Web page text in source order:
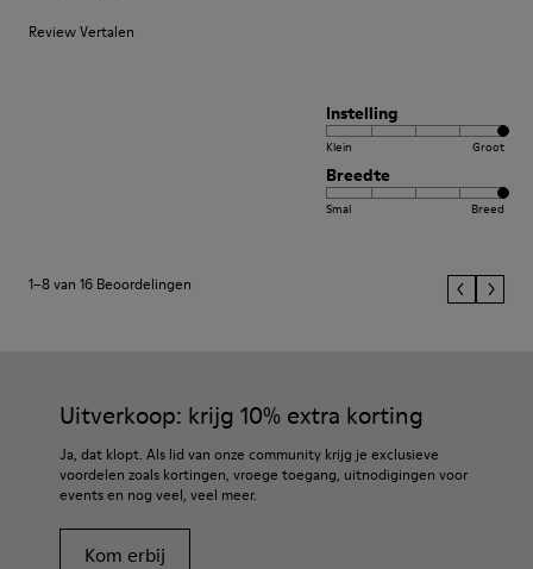
Review Vertalen
Instelling
Klein Groot
Breedte
Smal Breed
1–8 van 16 Beoordelingen
Uitverkoop: krijg 10% extra korting
Ja, dat klopt. Als lid van onze community krijg je exclusieve
voordelen zoals kortingen, vroege toegang, uitnodigingen voor
events en nog veel, veel meer.
Kom erbij